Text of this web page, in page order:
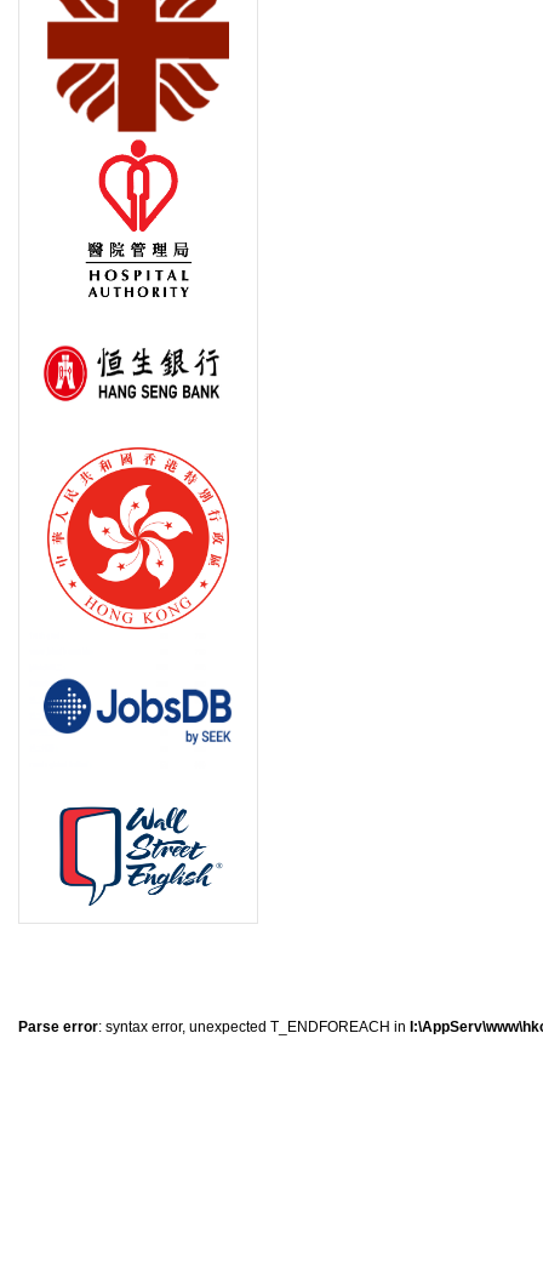
Parse error: syntax error, unexpected T_ENDFOREACH in